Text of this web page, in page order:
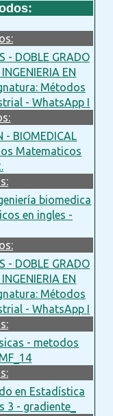
- DOBLE GRADO
EN
Métodos
- WhatsApp I
- BIOMEDICAL
Matematicos
biomedica
en ingles -
- DOBLE GRADO
EN
Métodos
- WhatsApp I
- metodos
en Estadística
- gradiente_